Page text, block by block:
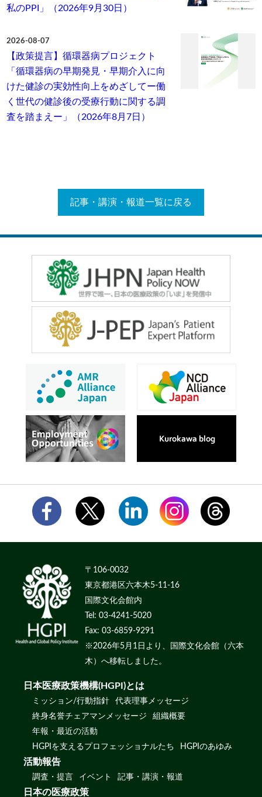
私のPPI」（2026年9月30日）
2026-08-07
【政策提言】循環器病プロジェクト
「循環器病の早期発見・早期介入に向
けた健診の実効性向上をめざしてー働
く世代の健診後の受療行動に関する調
査を踏まえー」（2026年8月7日）
記事・講演・報道一覧に戻る
〒106-0032
東京都港区六本木5-11-16
国際文化会館内
Tel: 03-4241-5020
Fax: 03-6859-9291
※2026年5月1日より、国際文化会館（六本
木）へ移転しました。
日本医療政策機構(HGPI)とは
ミッション/行動指針
代表理事メッセージ
終身名誉チェアマンメッセージ
組織概要
年報・最近の活動
HGPIを支えるプロフェッショナルたち
HGPIのあゆみ
活動報告
調査・提言 イベント 記事・講演・報道
日本の医療政策